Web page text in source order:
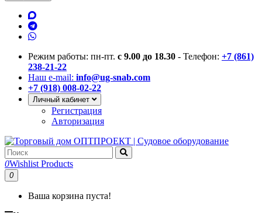
Режим работы: пн-пт. с 9.00 до 18.30 - Телефон: +7 (861)
238-21-22
Наш e-mail: info@ug-snab.com
+7 (918) 008-02-22
Личный кабинет
Регистрация
Авторизация
0Wishlist Products
0
Ваша корзина пуста!